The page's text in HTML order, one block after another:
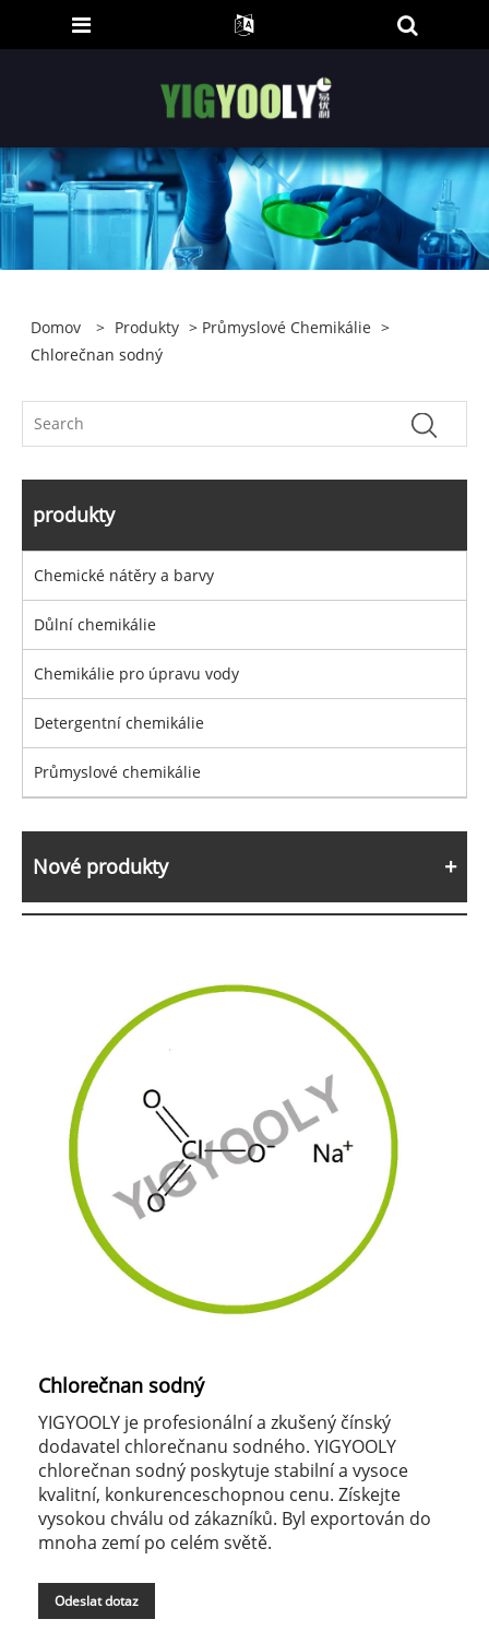
Domov > Produkty > Průmyslové Chemikálie >
Chlorečnan sodný
produkty
Chemické nátěry a barvy
Důlní chemikálie
Chemikálie pro úpravu vody
Detergentní chemikálie
Průmyslové chemikálie
Nové produkty
Chlorečnan sodný
YIGYOOLY je profesionální a zkušený čínský
dodavatel chlorečnanu sodného. YIGYOOLY
chlorečnan sodný poskytuje stabilní a vysoce
kvalitní, konkurenceschopnou cenu. Získejte
vysokou chválu od zákazníků. Byl exportován do
mnoha zemí po celém světě.
Odeslat dotaz